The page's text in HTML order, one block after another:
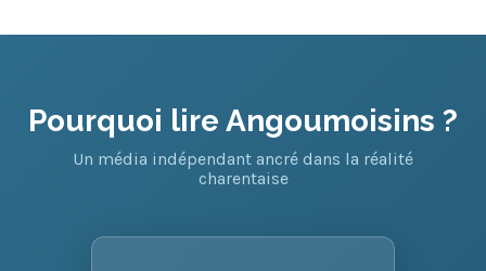
Pourquoi lire Angoumoisins ?
Un média indépendant ancré dans la réalité
charentaise